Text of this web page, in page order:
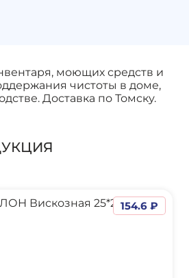
моющих средств и
чистоты в доме,
Доставка по Томску.
154.6 ₽